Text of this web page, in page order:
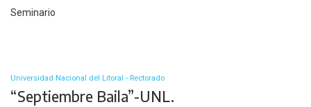
Seminario
Universidad Nacional del Litoral - Rectorado
“Septiembre Baila”-UNL.